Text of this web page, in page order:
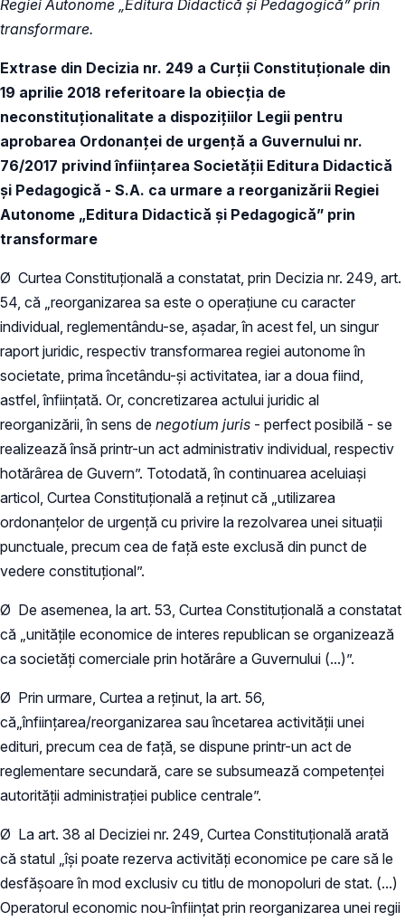
Regiei Autonome „Editura Didactică și Pedagogică” prin
transformare.
Extrase din Decizia nr. 249 a Curții Constituționale din
19 aprilie 2018 referitoare la obiecția de
neconstituționalitate a dispozițiilor Legii pentru
aprobarea Ordonanței de urgență a Guvernului nr.
76/2017 privind înființarea Societății Editura Didactică
și Pedagogică - S.A. ca urmare a reorganizării Regiei
Autonome „Editura Didactică și Pedagogică” prin
transformare
Ø Curtea Constituțională a constatat, prin Decizia nr. 249, art.
54, că „reorganizarea sa este o operațiune cu caracter
individual, reglementându-se, așadar, în acest fel, un singur
raport juridic, respectiv transformarea regiei autonome în
societate, prima încetându-și activitatea, iar a doua fiind,
astfel, înființată. Or, concretizarea actului juridic al
reorganizării, în sens de negotium juris - perfect posibilă - se
realizează însă printr-un act administrativ individual, respectiv
hotărârea de Guvern”. Totodată, în continuarea aceluiași
articol, Curtea Constituțională a reținut că „utilizarea
ordonanțelor de urgență cu privire la rezolvarea unei situații
punctuale, precum cea de față este exclusă din punct de
vedere constituțional”.
Ø De asemenea, la art. 53, Curtea Constituțională a constatat
că „unitățile economice de interes republican se organizează
ca societăți comerciale prin hotărâre a Guvernului (...)”.
Ø Prin urmare, Curtea a reţinut, la art. 56,
că„înfiinţarea/reorganizarea sau încetarea activităţii unei
edituri, precum cea de faţă, se dispune printr-un act de
reglementare secundară, care se subsumează competenţei
autorităţii administraţiei publice centrale”.
Ø La art. 38 al Deciziei nr. 249, Curtea Constituțională arată
că statul „își poate rezerva activități economice pe care să le
desfășoare în mod exclusiv cu titlu de monopoluri de stat. (...)
Operatorul economic nou-înființat prin reorganizarea unei regii